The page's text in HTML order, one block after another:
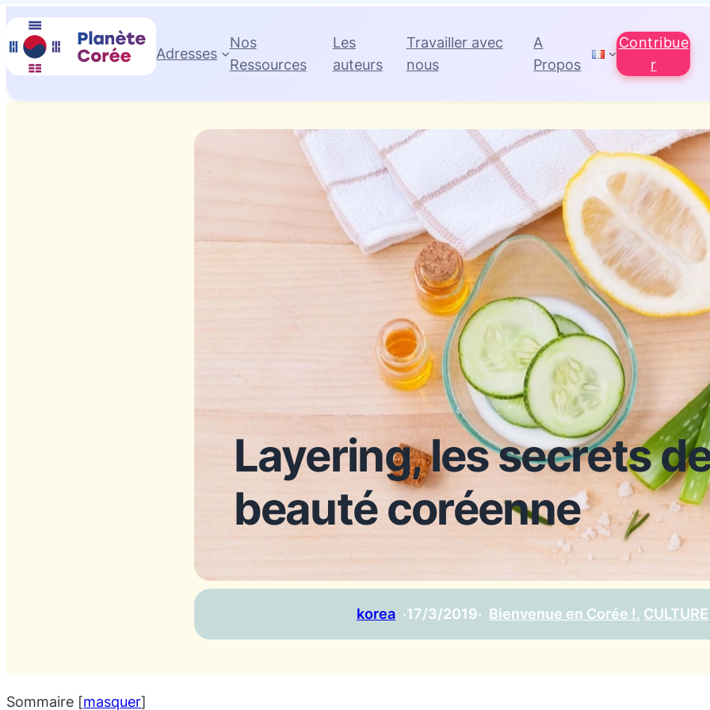
Adresses
Nos
Ressources
Les
auteurs
Travailler avec
nous
A
Propos
Contribue
r
Layering, les secrets
beauté coréenne
korea ·17/3/2019· Bienvenue en Corée !, CULTURE
Sommaire [masquer]